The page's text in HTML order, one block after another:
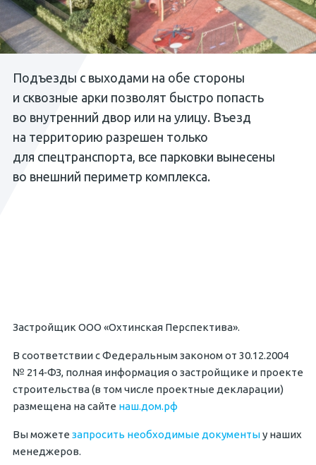
Подъезды с выходами на обе стороны
и сквозные арки позволят быстро попасть
во внутренний двор или на улицу. Въезд
на территорию разрешен только
для спецтранспорта, все парковки вынесены
во внешний периметр комплекса.
Застройщик ООО «Охтинская Перспектива».
В соответствии с Федеральным законом от 30.12.2004
№ 214‐ФЗ, полная информация о застройщике и проекте
строительства (в том числе проектные декларации)
размещена на сайте наш.дом.рф
Вы можете запросить необходимые документыу наших
менеджеров.